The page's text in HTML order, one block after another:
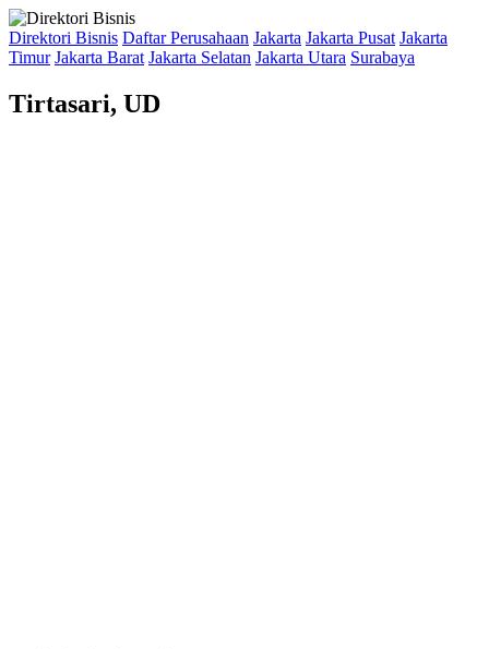
Direktori Bisnis Daftar Perusahaan Jakarta Jakarta Pusat Jakarta
Timur Jakarta Barat Jakarta Selatan Jakarta Utara Surabaya
Tirtasari, UD